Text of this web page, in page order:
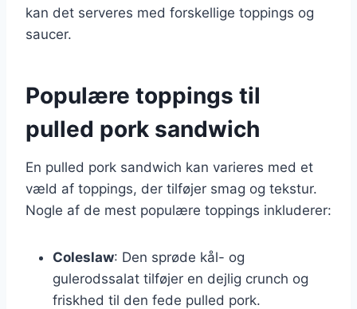
kan det serveres med forskellige toppings og
saucer.
Populære toppings til
pulled pork sandwich
En pulled pork sandwich kan varieres med et
væld af toppings, der tilføjer smag og tekstur.
Nogle af de mest populære toppings inkluderer:
Coleslaw: Den sprøde kål- og
gulerodssalat tilføjer en dejlig crunch og
friskhed til den fede pulled pork.